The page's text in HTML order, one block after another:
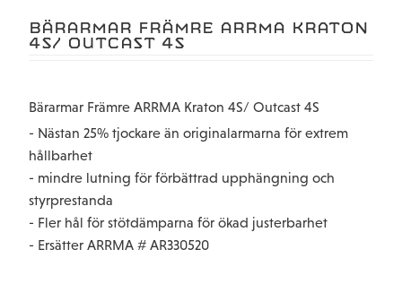
BÄRARMAR FRÄMRE ARRMA KRATON
4S/ OUTCAST 4S
Bärarmar Främre ARRMA Kraton 4S/ Outcast 4S
- Nästan 25% tjockare än originalarmarna för extrem
hållbarhet
- mindre lutning för förbättrad upphängning och
styrprestanda
- Fler hål för stötdämparna för ökad justerbarhet
- Ersätter ARRMA # AR330520